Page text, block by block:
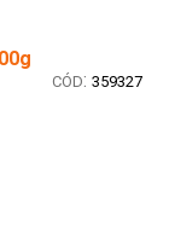
: 359327